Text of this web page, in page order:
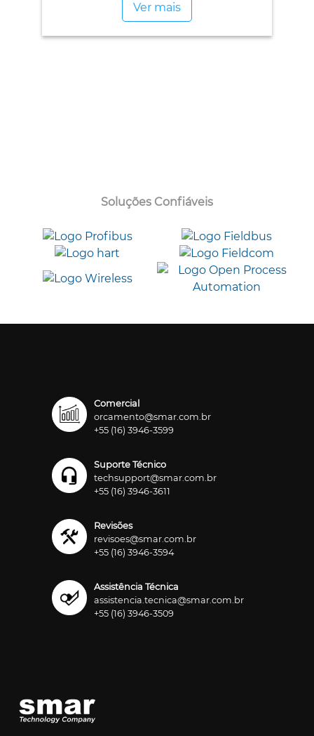
Ver mais
Soluções Confiáveis
Comercial
orcamento@smar.com.br
+55 (16) 3946-3599
Suporte Técnico
techsupport@smar.com.br
+55 (16) 3946-3611
Revisões
revisoes@smar.com.br
+55 (16) 3946-3594
Assistência Técnica
assistencia.tecnica@smar.com.br
+55 (16) 3946-3509